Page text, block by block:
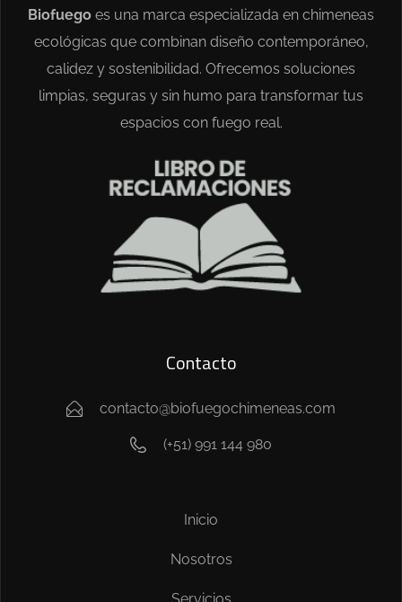
Biofuego es una marca especializada en chimeneas
ecológicas que combinan diseño contemporáneo,
calidez y sostenibilidad. Ofrecemos soluciones
limpias, seguras y sin humo para transformar tus
espacios con fuego real.
Contacto
contacto@biofuegochimeneas.com
(+51) 991 144 980
Inicio
Nosotros
Servicios